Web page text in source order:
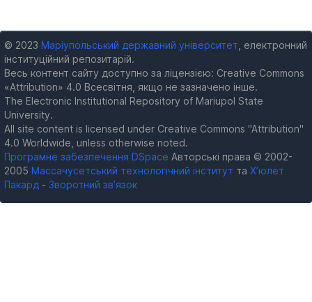
© 2023 Маріупольський державний університет , електронний
інституційний репозитарій.
Весь контент сайту доступно за ліцензією: Creative Commons
«Attribution» 4.0 Всесвітня, якщо не зазначено інше.
The Electronic Institutional Repository of Mariupol State
University.
All site content is licensed under Creative Commons "Attribution"
4.0 Worldwide, unless otherwise noted.
Програмне забезпечення DSpace Авторські права © 2002-
2005 Массачусетський технологічний інститут та Х’юлет
Пакард - Зворотний зв’язок